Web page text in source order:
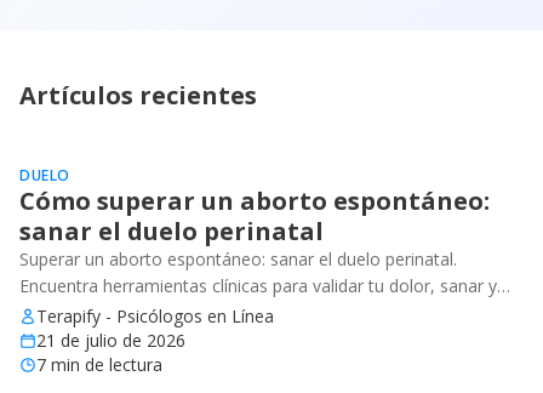
Artículos recientes
DUELO
Cómo superar un aborto espontáneo:
sanar el duelo perinatal
Superar un aborto espontáneo: sanar el duelo perinatal.
Encuentra herramientas clínicas para validar tu dolor, sanar y
recuperar tu bienestar emocional.
Terapify - Psicólogos en Línea
21 de julio de 2026
7 min de lectura